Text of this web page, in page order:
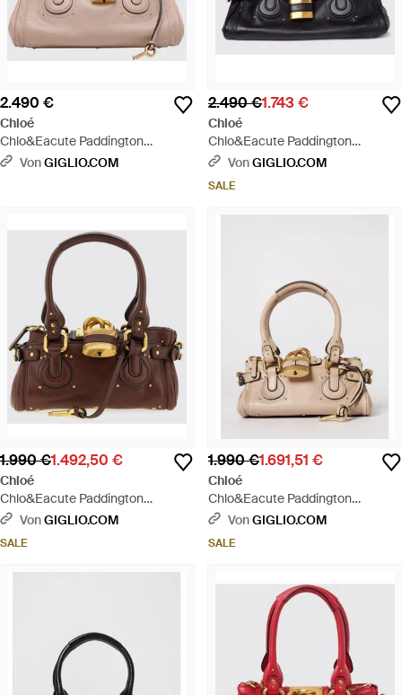
2.490 €
Chloé
Chlo&Eacute Paddington
Ledertasche - Natur
VonGIGLIO.COM
2.490 €1.743 €
Chloé
Chlo&Eacute Paddington
Ledertasche - Schwarz
VonGIGLIO.COM
SALE
1.990 €1.492,50 €
Chloé
Chlo&Eacute Paddington
Ledertasche - Braun
VonGIGLIO.COM
SALE
1.990 €1.691,51 €
Chloé
Chlo&Eacute Paddington
Ledertasche - Natur
VonGIGLIO.COM
SALE